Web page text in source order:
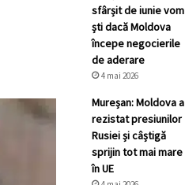
sfârșit de iunie vom
ști dacă Moldova
începe negocierile
de aderare
4 mai 2026
Mureșan: Moldova a
rezistat presiunilor
Rusiei și câștigă
sprijin tot mai mare
în UE